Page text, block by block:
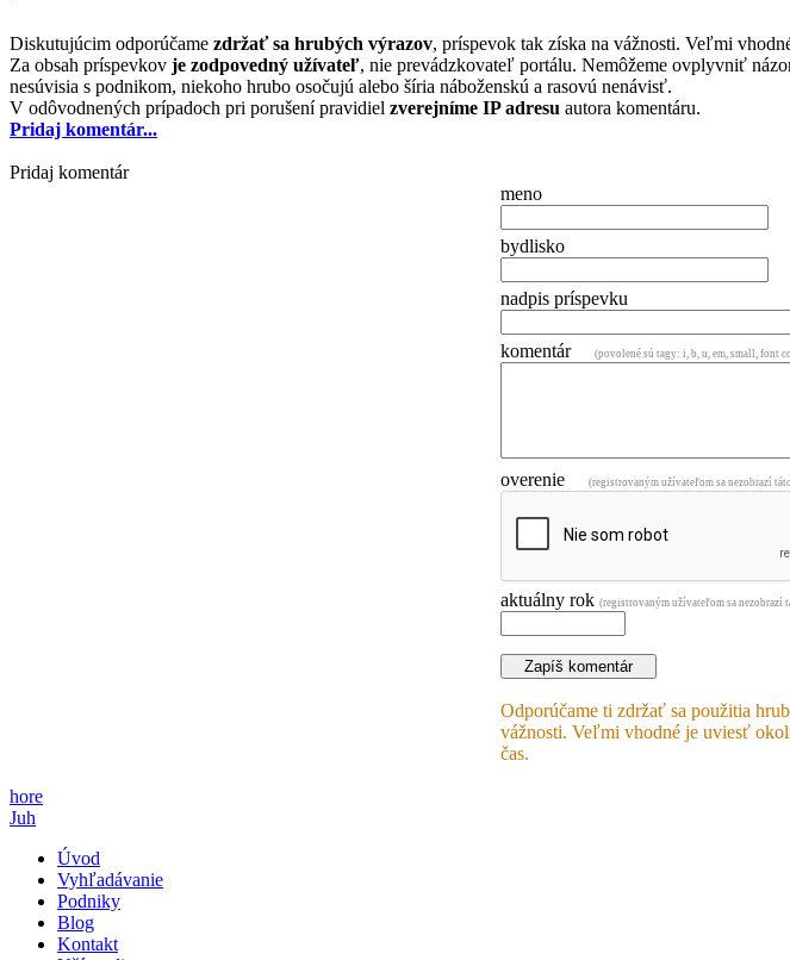
Diskutujúcim odporúčame zdržať sa hrubých výrazov, príspevok tak získa na vážnosti. Veľmi
Za obsah príspevkov je zodpovedný užívateľ, nie prevádzkovateľ portálu. Nemôžeme ovplyvniť
nesúvisia s podnikom, niekoho hrubo osočujú alebo šíria náboženskú a rasovú nenávisť.
V odôvodnených prípadoch pri porušení pravidiel zverejníme IP adresu autora komentáru.
Pridaj komentár...
Pridaj komentár
meno
bydlisko
nadpis príspevku
komentár (povolené sú tagy: i, b, u, em, small, font
overenie (registrovaným užívateľom sa nezobrazí
aktuálny rok (registrovaným užívateľom sa nezobrazí
Odporúčame ti zdržať sa použitia
vážnosti. Veľmi vhodné je uviesť
čas.
hore
Juh
Úvod
Vyhľadávanie
Podniky
Blog
Kontakt